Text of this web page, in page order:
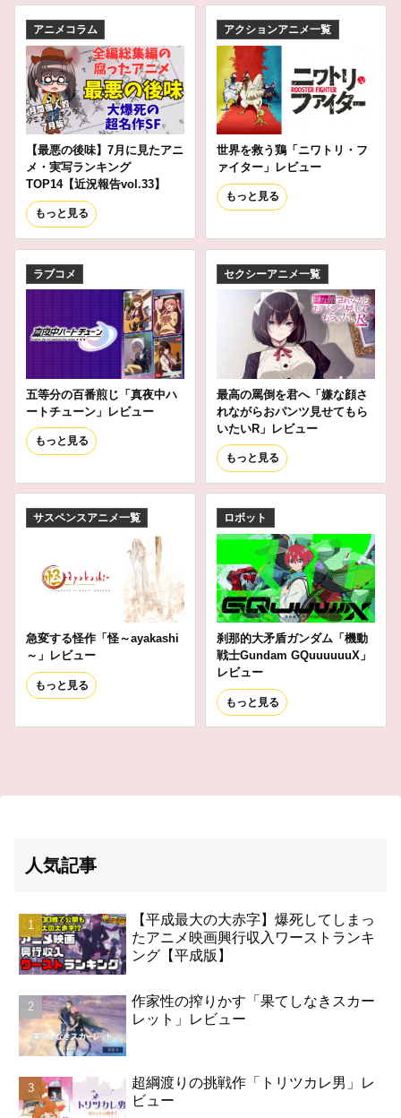
アニメコラム
【最悪の後味】7月に見たアニ
メ・実写ランキング
TOP14【近況報告vol.33】
もっと見る
アクションアニメ一覧
世界を救う鶏「ニワトリ・フ
ァイター」レビュー
もっと見る
ラブコメ
五等分の百番煎じ「真夜中ハ
ートチューン」レビュー
もっと見る
セクシーアニメ一覧
最高の罵倒を君へ「嫌な顔さ
れながらおパンツ見せてもら
いたいR」レビュー
もっと見る
サスペンスアニメ一覧
急変する怪作「怪～ayakashi
～」レビュー
もっと見る
ロボット
刹那的大矛盾ガンダム「機動
戦士Gundam GQuuuuuuX」
レビュー
もっと見る
人気記事
【平成最大の大赤字】爆死してしまっ
たアニメ映画興行収入ワーストランキ
ング【平成版】
作家性の搾りかす「果てしなきスカー
レット」レビュー
超綱渡りの挑戦作「トリツカレ男」レ
ビュー